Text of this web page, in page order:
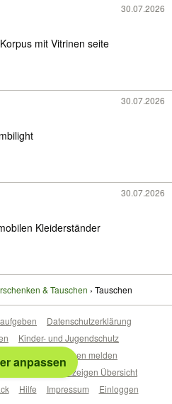
30.07.2026
mit Vitrinen seite
30.07.2026
30.07.2026
Kleiderständer
& Tauschen Tauschen
anpassen
Datenschutzerklärung
Kinder- und Jugendschutz
Sicherheitslücken melden
Suchen
Anzeigen Übersicht
Hilfe Impressum Einloggen